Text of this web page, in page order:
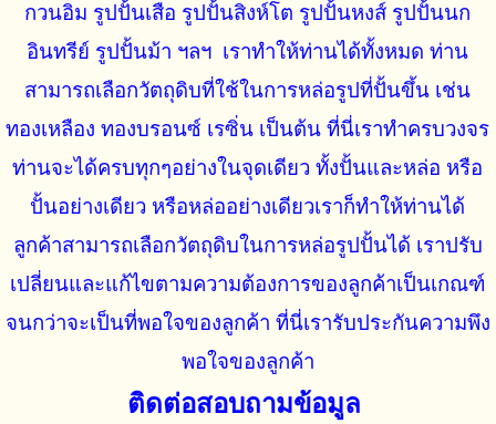
กวนอิม รูปปั้นเสือ รูปปั้นสิงห์โต รูปปั้นหงส์ รูปปั้นนก
อินทรีย์ รูปปั้นม้า ฯลฯ เราทำให้ท่านได้ทั้งหมด ท่าน
สามารถเลือกวัตถุดิบที่ใช้ในการหล่อรูปที่ปั้นขึ้น เช่น
ทองเหลือง ทองบรอนซ์ เรซิ่น เป็นต้น ที่นี่เราทำครบวงจร
ท่านจะได้ครบทุกๆอย่างในจุดเดียว ทั้งปั้นและหล่อ หรือ
ปั้นอย่างเดียว หรือหล่ออย่างเดียวเราก็ทำให้ท่านได้
ลูกค้าสามารถเลือกวัตถุดิบในการหล่อรูปปั้นได้ เราปรับ
เปลี่ยนและแก้ไขตามความต้องการของลูกค้าเป็นเกณฑ์
จนกว่าจะเป็นที่พอใจของลูกค้า ที่นี่เรารับประกันความพึง
พอใจของลูกค้า
ติดต่อสอบถามข้อมูล